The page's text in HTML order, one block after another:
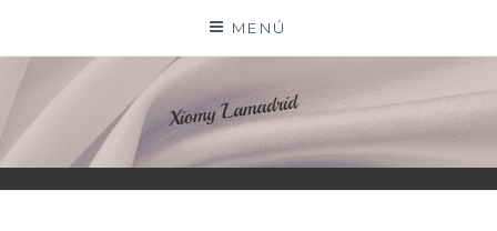
contenido
MENÚ
XIOMY LAMADRID